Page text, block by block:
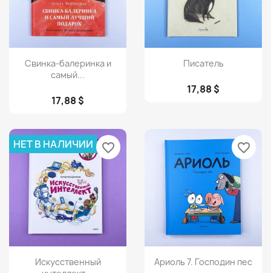
Просмотр
Свинка-балеринка и
самый...
17,88 $
Просмотр
Писатель
17,88 $
Просмотр
Искусственный
НЕТ В НАЛИЧИИ favorite_border
Просмотр
Ариоль 7. Господин пес
favorite_border